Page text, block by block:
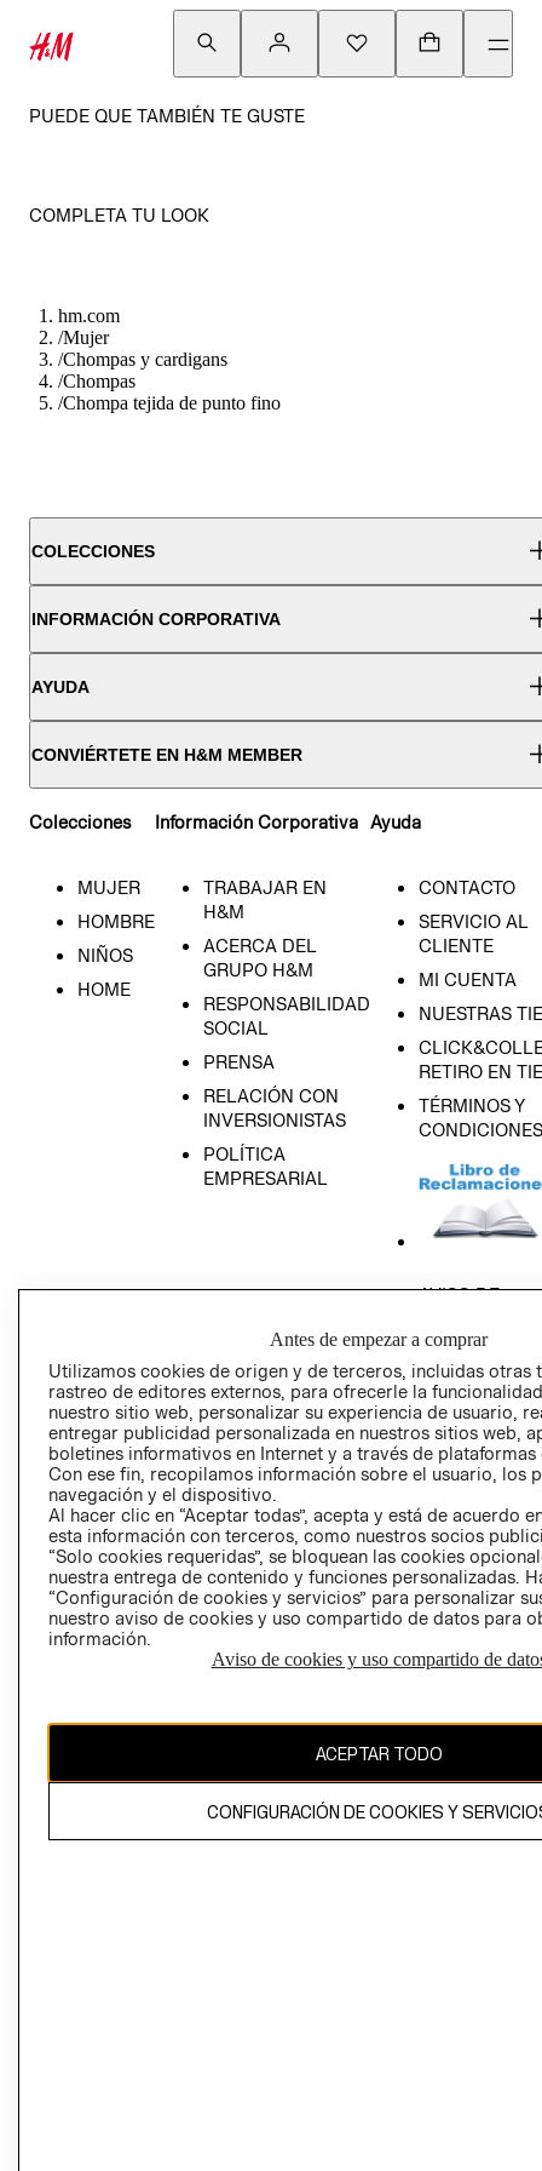
PUEDE QUE TAMBIÉN TE GUSTE
COMPLETA TU LOOK
hm.com
/Mujer
/Chompas y cardigans
/Chompas
/Chompa tejida de punto fino
COLECCIONES
INFORMACIÓN CORPORATIVA
AYUDA
CONVIÉRTETE EN H&M MEMBER
Colecciones
MUJER
HOMBRE
NIÑOS
HOME
Información Corporativa
TRABAJAR EN
H&M
ACERCA DEL
GRUPO H&M
RESPONSABILIDAD
SOCIAL
PRENSA
RELACIÓN CON
INVERSIONISTAS
POLÍTICA
EMPRESARIAL
Ayuda
CONTACTO
SERVICIO AL
CLIENTE
MI CUENTA
NUESTRAS
RETIRO EN
TÉRMINOS Y
CONDICIONES
AVISO DE
GIFT CARD
AVISO DE
Perú (S/)
CAMBIAR REGIÓN
propiedad de H&M Hennes & Mauritz AB
Antes de empezar a comprar
Utilizamos cookies de origen y de terceros, incluidas otras
rastreo de editores externos, para ofrecerle la
nuestro sitio web, personalizar su experiencia de usuario,
entregar publicidad personalizada en nuestros sitios web,
boletines informativos en Internet y a través de plataformas
Con ese fin, recopilamos información sobre el usuario, los
navegación y el dispositivo.
Al hacer clic en “Aceptar todas”, acepta y está de acuerdo
esta información con terceros, como nuestros socios
“Solo cookies requeridas”, se bloquean las cookies
nuestra entrega de contenido y funciones personalizadas.
“Configuración de cookies y servicios” para personalizar
nuestro aviso de cookies y uso compartido de datos para
información.
Aviso de cookies y uso compartido de
ACEPTAR TODO
CONFIGURACIÓN DE COOKIES Y